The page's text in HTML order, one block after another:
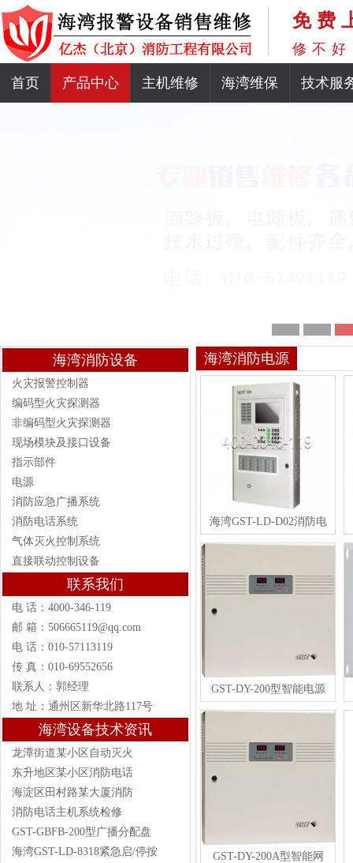
免费
修不
首页 产品中心 主机维修 海湾维保 技术服
海湾消防设备
火灾报警控制器
编码型火灾探测器
非编码型火灾探测器
现场模块及接口设备
指示部件
电源
消防应急广播系统
消防电话系统
气体灭火控制系统
直接联动控制设备
联系我们
电 话：4000-346-119
邮 箱：506665119@qq.com
电 话：010-57113119
传 真：010-69552656
联系人：郭经理
地 址：通州区新华北路117号
海湾设备技术资讯
龙潭街道某小区自动灭火
东升地区某小区消防电话
海淀区田村路某大厦消防
消防电话主机系统检修
GST-GBFB-200型广播分配盘
海湾GST-LD-8318紧急启/停按
海湾消防电源
海湾GST-LD-D02消防电
GST-DY-200型智能电源
GST-DY-200A型智能网